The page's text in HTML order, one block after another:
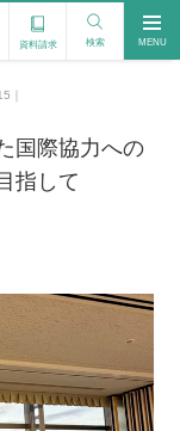
資料請求 検索 MENU
｜
国際協力への
指して